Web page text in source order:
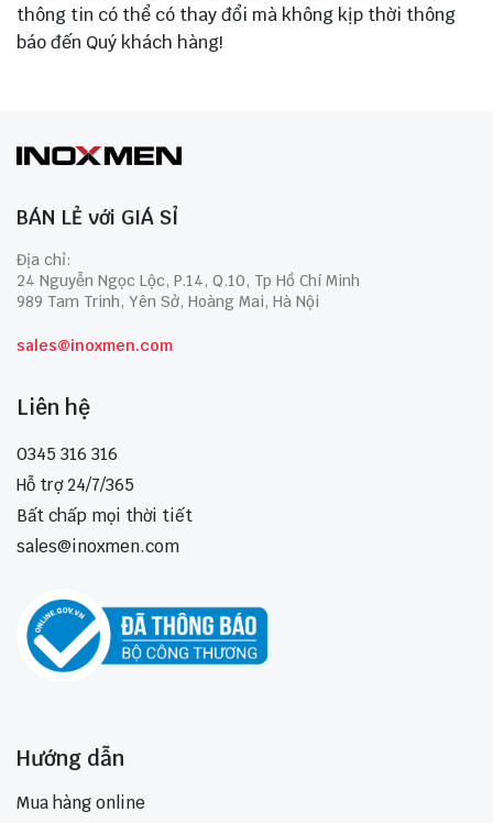
thông tin có thể có thay đổi mà không kịp thời thông
báo đến Quý khách hàng!
BÁN LẺ với GIÁ SỈ
Địa chỉ:
24 Nguyễn Ngọc Lộc, P.14, Q.10, Tp Hồ Chí Minh
989 Tam Trinh, Yên Sở, Hoàng Mai, Hà Nội
sales@inoxmen.com
Liên hệ
0345 316 316
Hỗ trợ 24/7/365
Bất chấp mọi thời tiết
sales@inoxmen.com
Hướng dẫn
Mua hàng online